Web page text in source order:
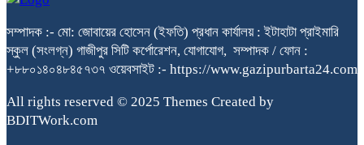
সম্পাদক :- মো: জোবায়ের হোসেন (ইফতি) প্রধান কার্যালয় : ইটাহাটা প্রাইমারি
স্কুল (সংলগ্ন) গাজীপুর সিটি কর্পোরেশন, যোগাযোগ, সম্পাদক / ফোন :
+৮৮০১৪০৪৮৪৫৭৩৭ ওয়েবসাইট :- https://www.gazipurbarta24.com
All rights reserved © 2025 Themes Created by
BDITWork.com